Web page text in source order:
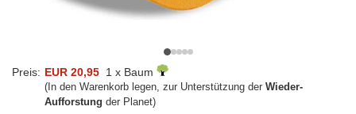
Preis: EUR 20,95 1 x Baum
(In den Warenkorb legen, zur Unterstützung der Wieder-
Aufforstung der Planet)